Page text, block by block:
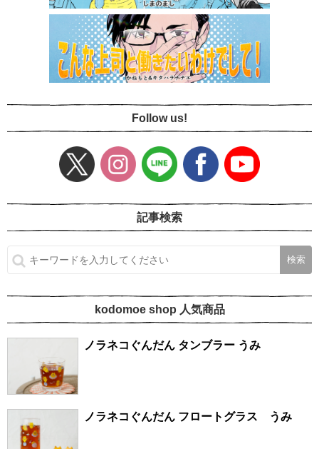
Follow us!
記事検索
kodomoe shop 人気商品
ノラネコぐんだん タンブラー うみ
ノラネコぐんだん フロートグラス うみ